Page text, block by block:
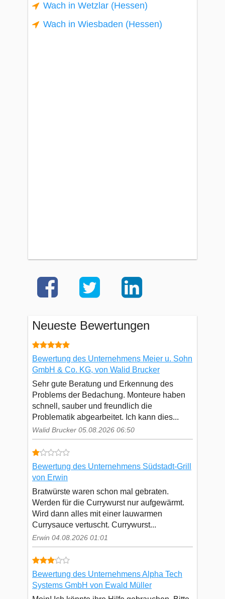
Wach in Wetzlar (Hessen)
Wach in Wiesbaden (Hessen)
Neueste Bewertungen
Bewertung des Unternehmens Meier u. Sohn
GmbH & Co. KG, von Walid Brucker
Sehr gute Beratung und Erkennung des
Problems der Bedachung. Monteure haben
schnell, sauber und freundlich die
Problematik abgearbeitet. Ich kann dies...
Walid Brucker 05.08.2026 06:50
Bewertung des Unternehmens Südstadt-Grill
von Erwin
Bratwürste waren schon mal gebraten.
Werden für die Currywurst nur aufgewärmt.
Wird dann alles mit einer lauwarmen
Currysauce vertuscht. Currywurst...
Erwin 04.08.2026 01:01
Bewertung des Unternehmens Alpha Tech
Systems GmbH von Ewald Müller